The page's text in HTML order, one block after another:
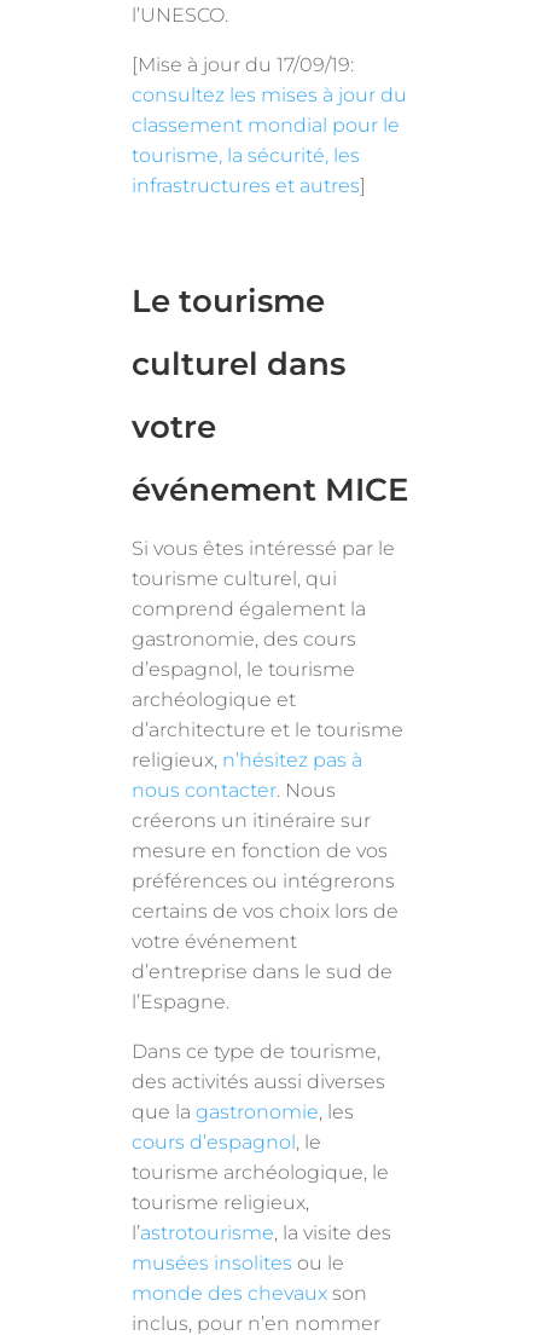
l’UNESCO.
[Mise à jour du 17/09/19:
consultez les mises à jour du
classement mondial pour le
tourisme, la sécurité, les
infrastructures et autres]
Le tourisme
culturel dans
votre
événement MICE
Si vous êtes intéressé par le
tourisme culturel, qui
comprend également la
gastronomie, des cours
d’espagnol, le tourisme
archéologique et
d’architecture et le tourisme
religieux, n’hésitez pas à
nous contacter. Nous
créerons un itinéraire sur
mesure en fonction de vos
préférences ou intégrerons
certains de vos choix lors de
votre événement
d’entreprise dans le sud de
l’Espagne.
Dans ce type de tourisme,
des activités aussi diverses
que lagastronomie, les
cours d’espagnol , le
tourisme archéologique, le
tourisme religieux,
l’astrotourisme, la visite des
musées insolites ou le
monde des chevaux son
inclus, pour n’en nommer